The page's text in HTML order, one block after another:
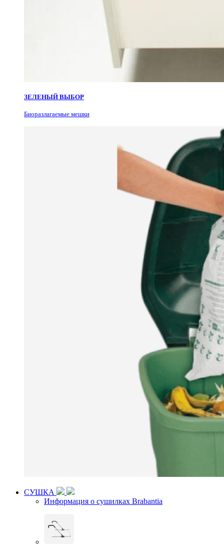
ЗЕЛЕНЫЙ ВЫБОР
Биоразлагаемые мешки
СУШКА
Информация о сушилках Brabantia